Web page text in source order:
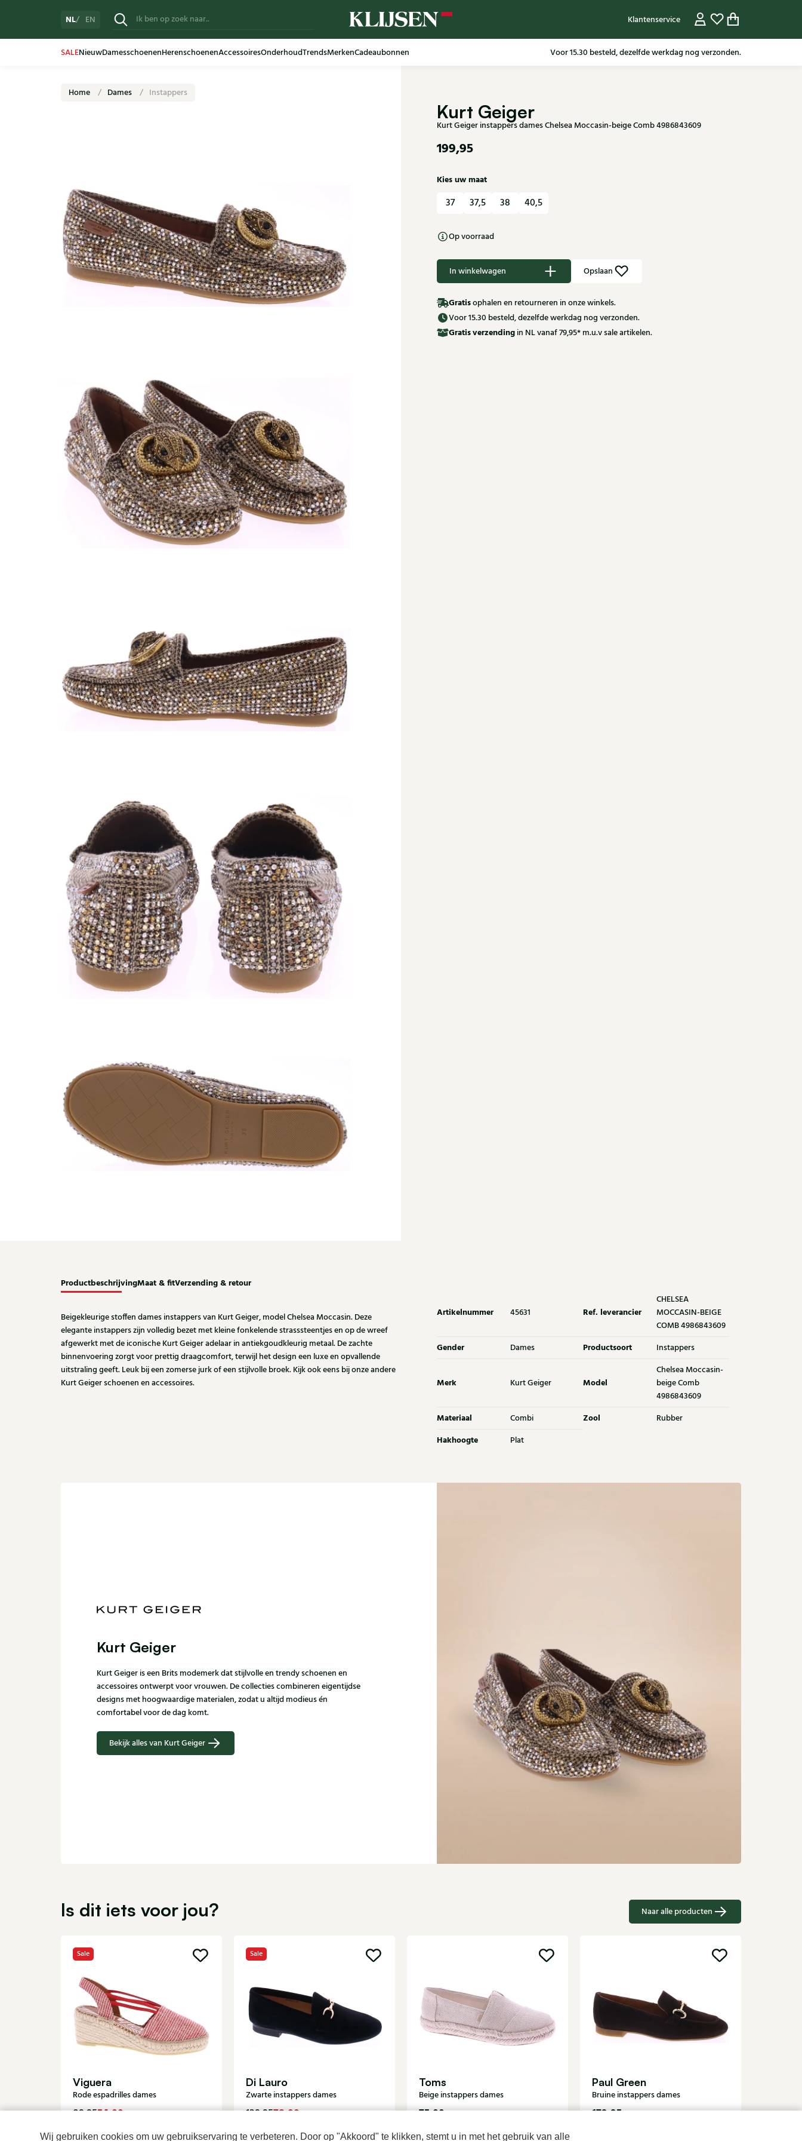
Wij gebruiken cookies om uw gebruikservaring te verbeteren. Door op "Akkoord" te klikken, stemt u in met het gebruik van alle
NL EN Klantenservice
SALENieuwDamesschoenenHerenschoenenAccessoiresOnderhoudTrendsMerkenCadeaubonnen Voor 15.30 besteld, dezelfde werkdag nog verzonden.
Gratis verzending in NL vanaf 79,95* m.u.v sale artikelen.
Home Dames Instappers
Kurt Geiger
Kurt Geiger instappers dames Chelsea Moccasin-beige Comb 4986843609
199,95
Kies uw maat
37 37,5 38 40,5
Op voorraad
In winkelwagen Opslaan
Gratisophalen en retourneren in onze winkels.
Voor 15.30 besteld, dezelfde werkdag nog verzonden.
Gratisverzending in NL vanaf 79,95* m.u.v sale artikelen.
ProductbeschrijvingMaat & fitVerzending & retour
Beigekleurige stoffen dames instappers van Kurt Geiger, model Chelsea Moccasin. Deze
elegante instappers zijn volledig bezet met kleine fonkelende strasssteentjes en op de wreef
afgewerkt met de iconische Kurt Geiger adelaar in antiekgoudkleurig metaal. De zachte
binnenvoering zorgt voor prettig draagcomfort, terwijl het design een luxe en opvallende
uitstraling geeft. Leuk bij een zomerse jurk of een stijlvolle broek. Kijk ook eens bij onze andere
Kurt Geiger schoenen en accessoires.
Artikelnummer 45631 Ref. leverancier
CHELSEA
MOCCASIN-BEIGE
COMB 4986843609
Gender Dames Productsoort Instappers
Merk Kurt Geiger Model
Chelsea Moccasin-
beige Comb
4986843609
Materiaal Combi Zool Rubber
Hakhoogte Plat
Kurt Geiger
Kurt Geiger is een Brits modemerk dat stijlvolle en trendy schoenen en
accessoires ontwerpt voor vrouwen. De collecties combineren eigentijdse
designs met hoogwaardige materialen, zodat u altijd modieus én
comfortabel voor de dag komt.
Bekijk alles van Kurt Geiger
Is dit iets voor jou? Naar alle producten
Sale
Viguera
Rode espadrilles dames
89,9554,00
Sale
Di Lauro
Zwarte instappers dames
129,9578,00
Toms
Beige instappers dames
75,00
Paul Green
Bruine instappers dames
179,95 139,95